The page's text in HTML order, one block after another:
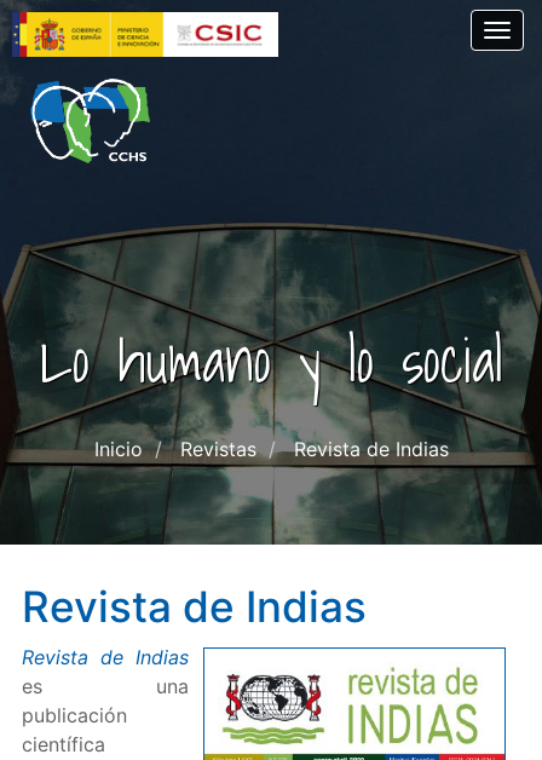
Pasar
al
contenido
principal
Lo humano y lo social
Inicio Revistas Revista de Indias
Revista de Indias
Revista de Indias
es una
publicación
científica